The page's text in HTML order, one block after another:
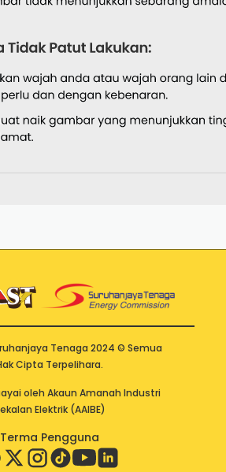
Tenaga 2024 © Semua
Cipta Terpelihara.
oleh Akaun Amanah Industri
Elektrik (AAIBE)
Terma Pengguna